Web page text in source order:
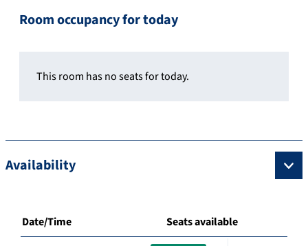
Room occupancy for today
This room has no seats for today.
Availability
Date/Time Seats available